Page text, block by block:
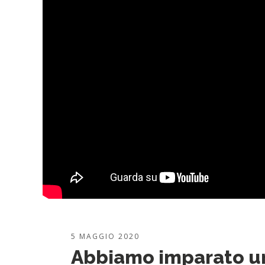
5 MAGGIO 2020
Abbiamo imparato